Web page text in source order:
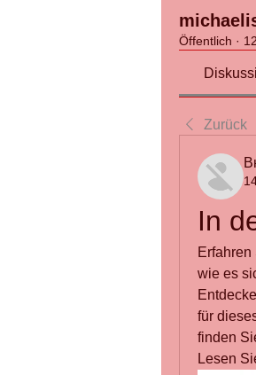
Öffentlich ·
Zurück
In
wie es
für
finden
Lesen